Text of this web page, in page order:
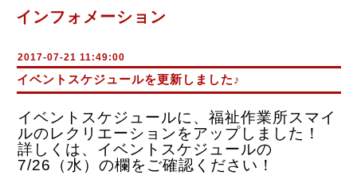
インフォメーション
2017-07-21 11:49:00
イベントスケジュールを更新しました♪
イベントスケジュールに、福祉作業所スマイ
ルのレクリエーションをアップしました！
詳しくは、イベントスケジュールの
7/26（水）の欄をご確認ください！